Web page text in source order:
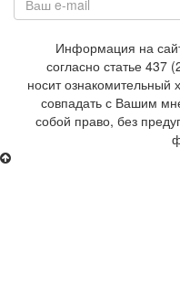
Информация на
согласно статье
носит ознакомительный
совпадать с Вашим
собой право, без